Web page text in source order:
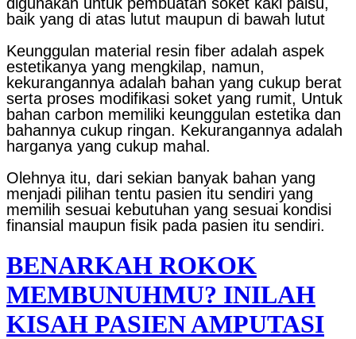
baik yang di atas lutut maupun di bawah lutut
Keunggulan material resin fiber adalah aspek
estetikanya yang mengkilap, namun,
kekurangannya adalah bahan yang cukup berat
serta proses modifikasi soket yang rumit, Untuk
bahan carbon memiliki keunggulan estetika dan
bahannya cukup ringan. Kekurangannya adalah
harganya yang cukup mahal.
Olehnya itu, dari sekian banyak bahan yang
menjadi pilihan tentu pasien itu sendiri yang
memilih sesuai kebutuhan yang sesuai kondisi
finansial maupun fisik pada pasien itu sendiri.
BENARKAH ROKOK
MEMBUNUHMU? INILAH
KISAH PASIEN AMPUTASI